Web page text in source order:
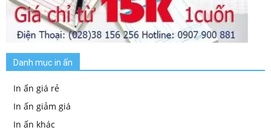
Danh mục in ấn
In ấn giá rẻ
In ấn giảm giá
In ấn khác